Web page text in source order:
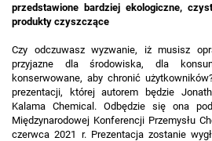
przedstawione bardziej ekologiczne,
produkty czyszczące
Czy odczuwasz wyzwanie, iż musisz
przyjazne dla środowiska, dla
konserwowane, aby chronić
prezentacji, której autorem będzie
Kalama Chemical. Odbędzie się ona
Międzynarodowej Konferencji Przemysłu
czerwca 2021 r. Prezentacja zostanie